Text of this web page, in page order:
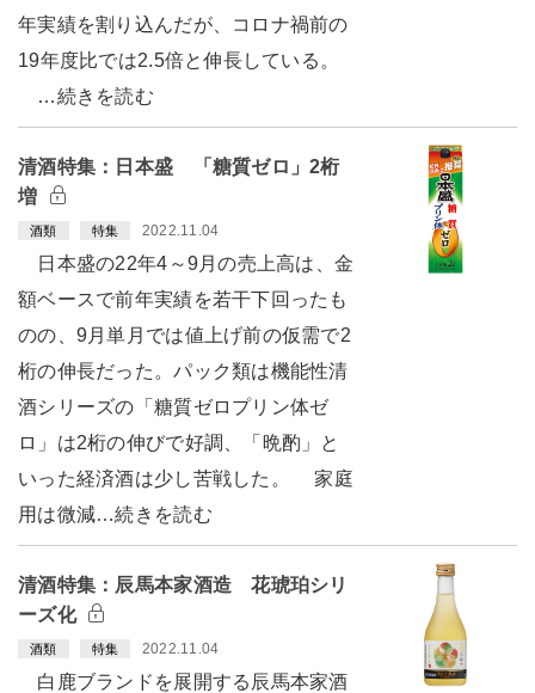
年実績を割り込んだが、コロナ禍前の
19年度比では2.5倍と伸長している。
…続きを読む
清酒特集：日本盛 「糖質ゼロ」2桁
増
酒類 特集 2022.11.04
日本盛の22年4～9月の売上高は、金
額ベースで前年実績を若干下回ったも
のの、9月単月では値上げ前の仮需で2
桁の伸長だった。パック類は機能性清
酒シリーズの「糖質ゼロプリン体ゼ
ロ」は2桁の伸びで好調、「晩酌」と
いった経済酒は少し苦戦した。 家庭
用は微減…続きを読む
清酒特集：辰馬本家酒造 花琥珀シリ
ーズ化
酒類 特集 2022.11.04
白鹿ブランドを展開する辰馬本家酒